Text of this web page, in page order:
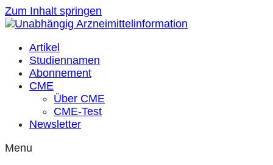
Zum Inhalt springen
Artikel
Studiennamen
Abonnement
CME
Über CME
CME-Test
Newsletter
Menu